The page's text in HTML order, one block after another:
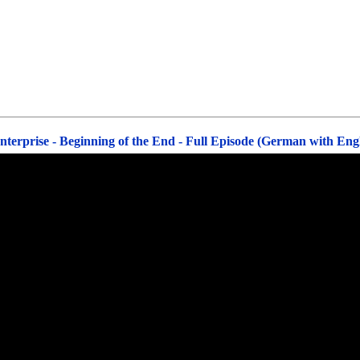
- Beginning of the End - Full Episode (German with